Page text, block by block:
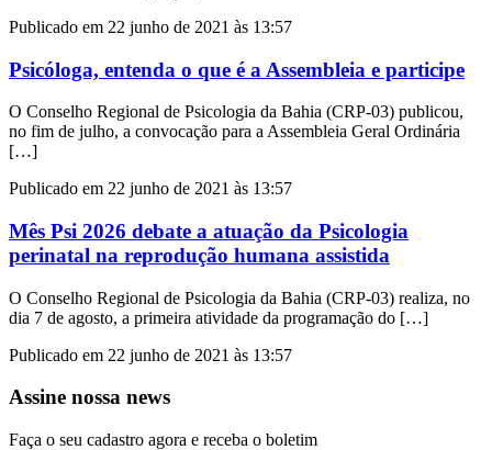
Publicado em 22 junho de 2021 às 13:57
Psicóloga, entenda o que é a Assembleia e participe
O Conselho Regional de Psicologia da Bahia (CRP-03) publicou,
no fim de julho, a convocação para a Assembleia Geral Ordinária
[…]
Publicado em 22 junho de 2021 às 13:57
Mês Psi 2026 debate a atuação da Psicologia
perinatal na reprodução humana assistida
O Conselho Regional de Psicologia da Bahia (CRP-03) realiza, no
dia 7 de agosto, a primeira atividade da programação do […]
Publicado em 22 junho de 2021 às 13:57
Assine nossa news
Faça o seu cadastro agora e receba o boletim